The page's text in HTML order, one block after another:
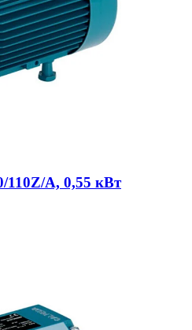
110Z/A, 0,55 кВт